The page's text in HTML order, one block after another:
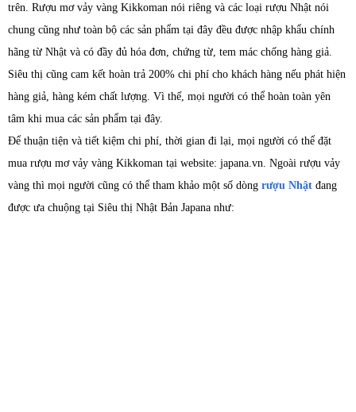
trên. Rượu mơ vảy vàng Kikkoman nói riêng và các loại rượu Nhật nói
chung cũng như toàn bộ các sản phẩm tại đây đều được nhập khẩu chính
hãng từ Nhật và có đầy đủ hóa đơn, chứng từ, tem mác chống hàng giả.
Siêu thị cũng cam kết hoàn trả 200% chi phí cho khách hàng nếu phát hiện
hàng giả, hàng kém chất lượng. Vì thế, mọi người có thể hoàn toàn yên
tâm khi mua các sản phẩm tại đây.
Để thuận tiện và tiết kiệm chi phí, thời gian đi lại, mọi người có thể đặt
mua rượu mơ vảy vàng Kikkoman tại website: japana.vn. Ngoài rượu vảy
vàng thì mọi người cũng có thể tham khảo một số dòng rượu Nhật đang
được ưa chuộng tại Siêu thị Nhật Bản Japana như: